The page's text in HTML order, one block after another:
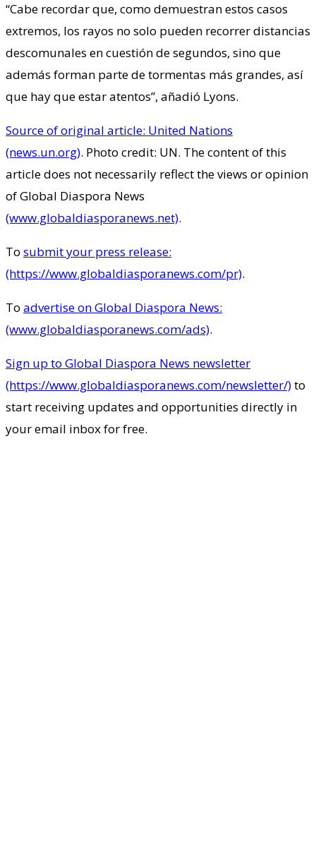
“Cabe recordar que, como demuestran estos casos
extremos, los rayos no solo pueden recorrer distancias
descomunales en cuestión de segundos, sino que
además forman parte de tormentas más grandes, así
que hay que estar atentos”, añadió Lyons.
Source of original article: United Nations
(news.un.org). Photo credit: UN. The content of this
article does not necessarily reflect the views or opinion
of Global Diaspora News
(www.globaldiasporanews.net).
To submit your press release:
(https://www.globaldiasporanews.com/pr).
To advertise on Global Diaspora News:
(www.globaldiasporanews.com/ads).
Sign up to Global Diaspora News newsletter
(https://www.globaldiasporanews.com/newsletter/)to
start receiving updates and opportunities directly in
your email inbox for free.